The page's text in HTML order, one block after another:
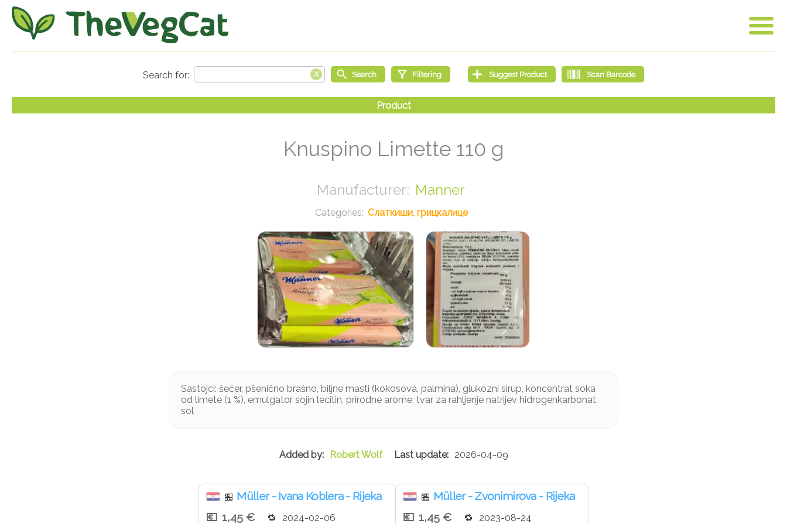
Knuspino Limette 110 g
Manner
Слаткиши, грицкалице
Sastojci: šećer, pšenično brašno, biljne masti (kokosova, palmina), glukozni sirup, koncentrat soka
od limete (1 %), emulgator sojin lecitin, prirodne arome, tvar za rahljenje natrijev hidrogenkarbonat,
sol
Robert Wolf 2026-04-09
🏪 Müller - Ivana Koblera - Rijeka
1,45 €
2024-02-06
🏪 Müller - Zvonimirova - Rijeka
1,45 €
2023-08-24